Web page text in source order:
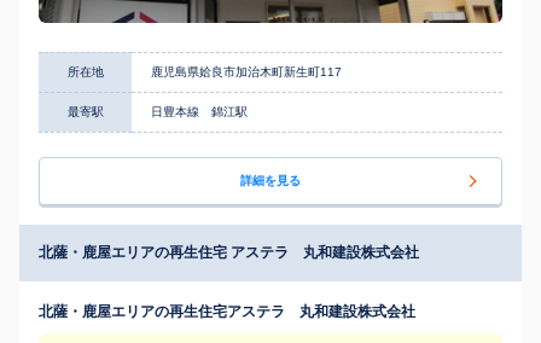
所在地 鹿児島県姶良市加治木町新生町117
最寄駅 日豊本線 錦江駅
詳細を見る
北薩・鹿屋エリアの再生住宅 アステラ 丸和建設株式会社
北薩・鹿屋エリアの再生住宅アステラ 丸和建設株式会社